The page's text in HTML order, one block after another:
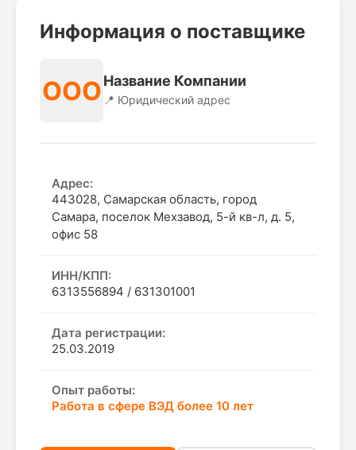
Информация о поставщике
ОООНазвание Компании
📍 Юридический адрес
Адрес:
443028, Самарская область, город
Самара, поселок Мехзавод, 5-й кв-л, д. 5,
офис 58
ИНН/КПП:
6313556894 / 631301001
Дата регистрации:
25.03.2019
Опыт работы:
Работа в сфере ВЭД более 10 лет